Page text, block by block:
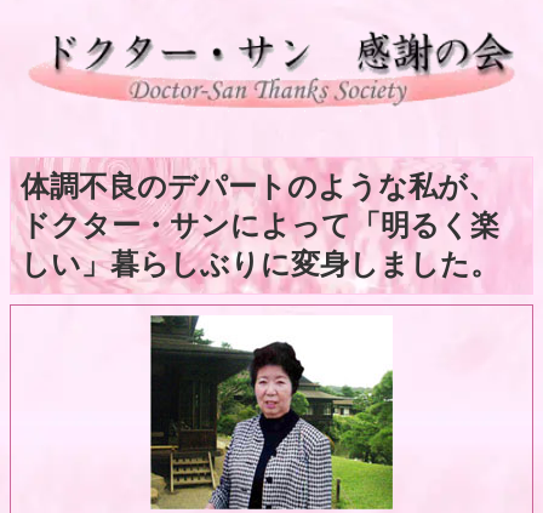
体調不良のデパートのような私が、
ドクター・サンによって「明るく楽
しい」暮らしぶりに変身しました。